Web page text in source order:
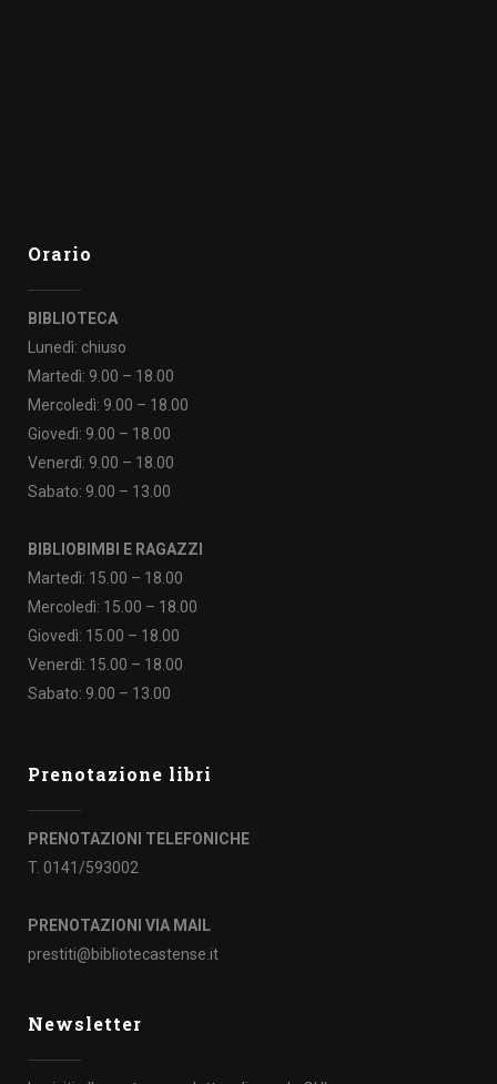
Orario
BIBLIOTECA
Lunedì: chiuso
Martedì: 9.00 – 18.00
Mercoledì: 9.00 – 18.00
Giovedì: 9.00 – 18.00
Venerdì: 9.00 – 18.00
Sabato: 9.00 – 13.00
BIBLIOBIMBI E RAGAZZI
Martedì: 15.00 – 18.00
Mercoledì: 15.00 – 18.00
Giovedì: 15.00 – 18.00
Venerdì: 15.00 – 18.00
Sabato: 9.00 – 13.00
Prenotazione libri
PRENOTAZIONI TELEFONICHE
T. 0141/593002
PRENOTAZIONI VIA MAIL
prestiti@bibliotecastense.it
Newsletter